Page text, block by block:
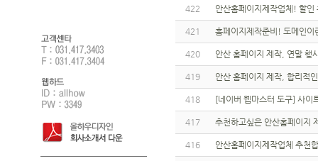
422 안산홈페이지제작업체! 할
421 홈페이지제작준비! 도메인이
420 안산 홈페이지 제작, 연말 행
419 안산 홈페이지 제작, 합리적
418 [네이버 웹마스터 도구] 사이
417 추천하고싶은 안산홈페이지
416 안산홈페이지제작업체 추천